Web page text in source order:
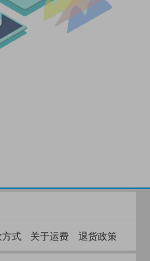
式 关于运费 退货政策